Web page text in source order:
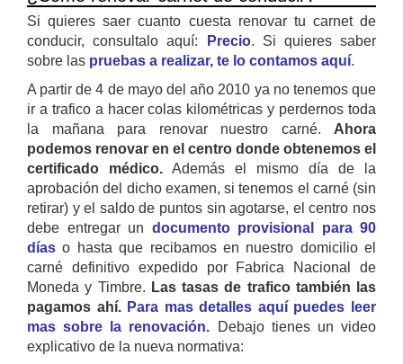
Si quieres saer cuanto cuesta renovar tu carnet de
conducir, consultalo aquí:
Precio. Si quieres saber
sobre las pruebas a realizar, te lo contamos aquí.
A partir de 4 de mayo del año 2010 ya no tenemos que
ir a trafico a hacer colas kilométricas y perdernos toda
la mañana para renovar nuestro carné. Ahora
podemos renovar en el centro donde obtenemos el
certificado médico. Además el mismo día de la
aprobación del dicho examen, si tenemos el carné (sin
retirar) y el saldo de puntos sin agotarse, el centro nos
debe entregar un documento provisional para 90
días o hasta que recibamos en nuestro domicilio el
carné definitivo expedido por Fabrica Nacional de
Moneda y Timbre. Las tasas de trafico también las
pagamos ahí. Para mas detalles aquí puedes leer
mas sobre la renovación. Debajo tienes un video
explicativo de la nueva normativa: